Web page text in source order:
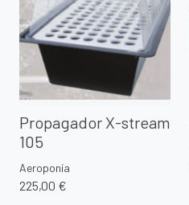
Propagador X-stream
105
Aeroponía
225,00 €